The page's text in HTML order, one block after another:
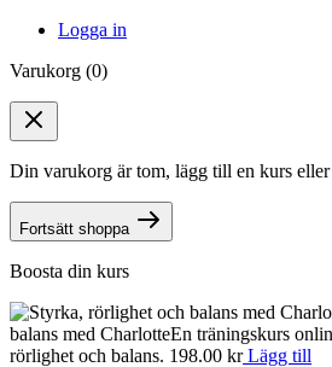
Logga in
Varukorg (0)
Din varukorg är tom, lägg till en kurs
Fortsätt shoppa
Boosta din kurs
balans med CharlotteEn träningskurs
rörlighet och balans. 198.00 krLägg till